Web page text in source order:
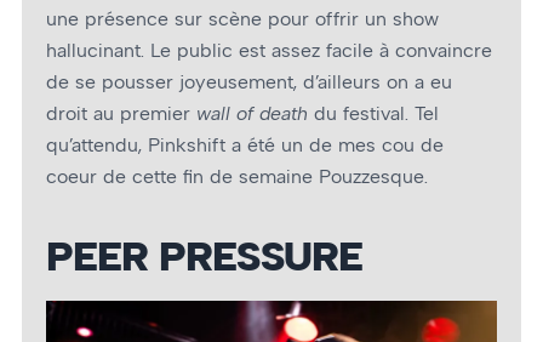
une présence sur scène pour offrir un show
hallucinant. Le public est assez facile à convaincre
de se pousser joyeusement, d’ailleurs on a eu
droit au premier wall of death du festival. Tel
qu’attendu, Pinkshift a été un de mes cou de
coeur de cette fin de semaine Pouzzesque.
PEER PRESSURE